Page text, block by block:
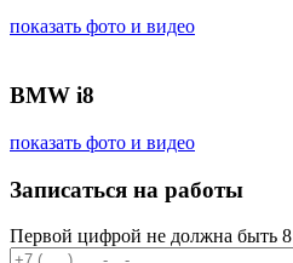
показать фото и видео
BMW i8
показать фото и видео
Записаться на работы
Первой цифрой не должна быть 8